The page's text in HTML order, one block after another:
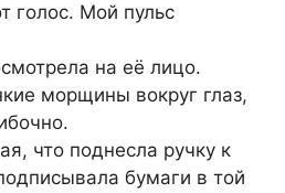
голос. Мой пульс
на её лицо.
морщины вокруг глаз,
что поднесла ручку к
бумаги в той